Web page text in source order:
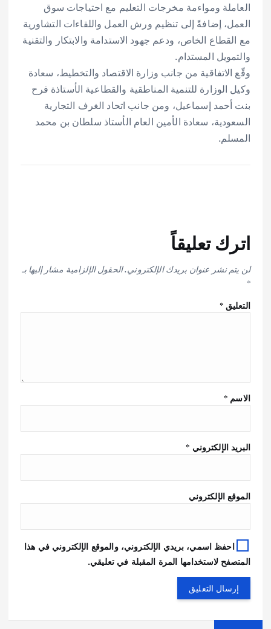
العاملة ومواءمة مخرجات التعليم مع احتياجات سوق
العمل، إضافةً إلى تنظيم ورش العمل واللقاءات التشاورية
مع القطاع الخاص، ودعم جهود الاستدامة والابتكار والتقنية
والتمويل المستدام.
وقّع الاتفاقية من جانب وزارة الاقتصاد والتخطيط، سعادة
وكيل الوزارة للتنمية المناطقية والقطاعية الأستاذة فرح
بنت أحمد إسماعيل، ومن جانب اتحاد الغرف التجارية
السعودية، سعادة الأمين العام الأستاذ سلطان بن محمد
المسلم.
اترك تعليقاً
لن يتم نشر عنوان بريدك الإلكتروني.الحقول الإلزامية مشار إليها بـ
*
التعليق*
الاسم *
البريد الإلكتروني *
الموقع الإلكتروني
احفظ اسمي، بريدي الإلكتروني، والموقع الإلكتروني في هذا
المتصفح لاستخدامها المرة المقبلة في تعليقي.